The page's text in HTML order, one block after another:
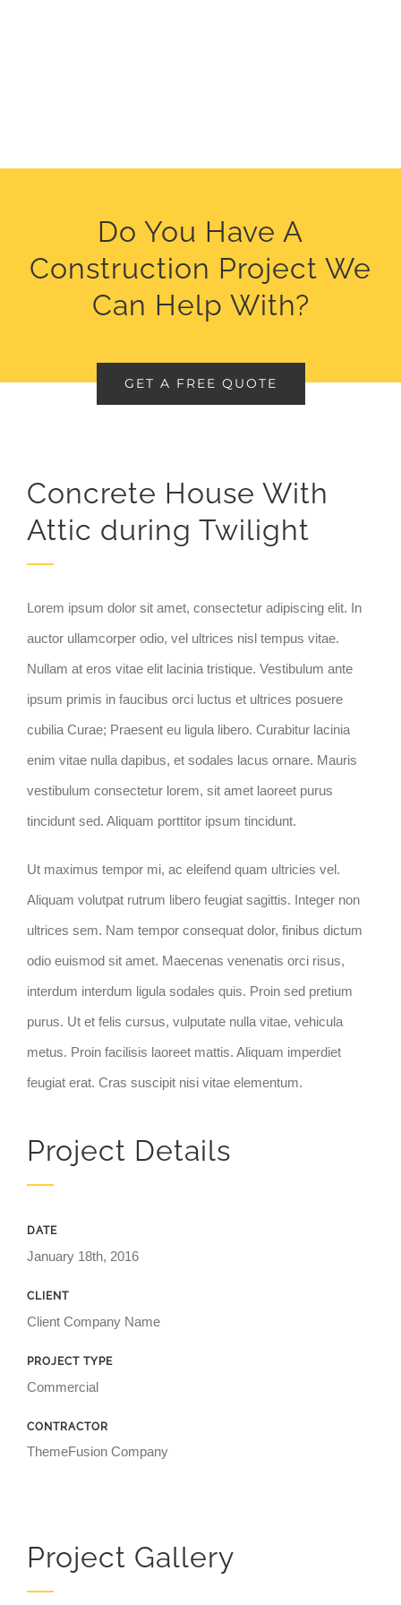
Do You Have A
Construction Project We
Can Help With?
GET A FREE QUOTE
Concrete House With
Attic during Twilight
Lorem ipsum dolor sit amet, consectetur adipiscing elit. In
auctor ullamcorper odio, vel ultrices nisl tempus vitae.
Nullam at eros vitae elit lacinia tristique. Vestibulum ante
ipsum primis in faucibus orci luctus et ultrices posuere
cubilia Curae; Praesent eu ligula libero. Curabitur lacinia
enim vitae nulla dapibus, et sodales lacus ornare. Mauris
vestibulum consectetur lorem, sit amet laoreet purus
tincidunt sed. Aliquam porttitor ipsum tincidunt.
Ut maximus tempor mi, ac eleifend quam ultricies vel.
Aliquam volutpat rutrum libero feugiat sagittis. Integer non
ultrices sem. Nam tempor consequat dolor, finibus dictum
odio euismod sit amet. Maecenas venenatis orci risus,
interdum interdum ligula sodales quis. Proin sed pretium
purus. Ut et felis cursus, vulputate nulla vitae, vehicula
metus. Proin facilisis laoreet mattis. Aliquam imperdiet
feugiat erat. Cras suscipit nisi vitae elementum.
Project Details
DATE
January 18th, 2016
CLIENT
Client Company Name
PROJECT TYPE
Commercial
CONTRACTOR
ThemeFusion Company
Project Gallery